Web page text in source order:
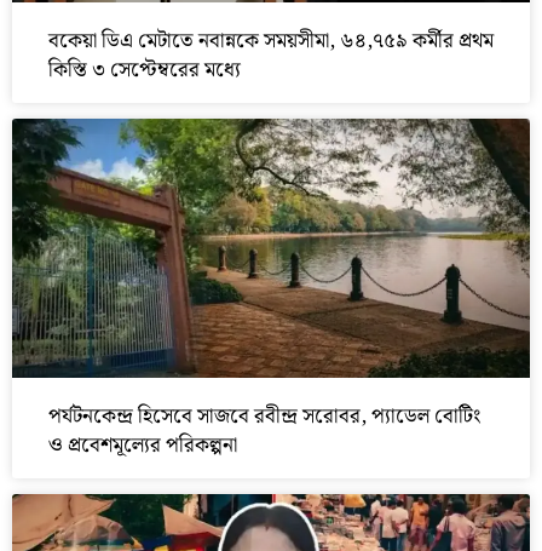
বকেয়া ডিএ মেটাতে নবান্নকে সময়সীমা, ৬৪,৭৫৯ কর্মীর প্রথম
কিস্তি ৩ সেপ্টেম্বরের মধ্যে
পর্যটনকেন্দ্র হিসেবে সাজবে রবীন্দ্র সরোবর, প্যাডেল বোটিং
ও প্রবেশমূল্যের পরিকল্পনা